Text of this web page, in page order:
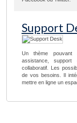
Support
Un thème pouvant
assistance,
collaboratif. Les
de vos besoins. Il
mettre en ligne un